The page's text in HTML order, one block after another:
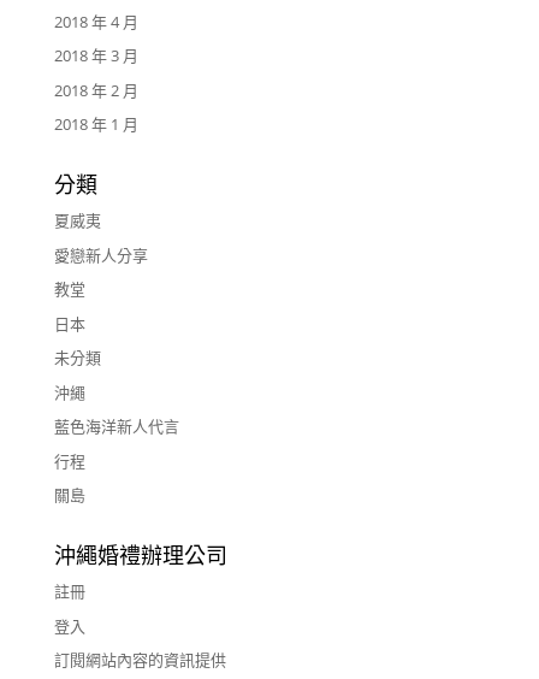
2018 年 4 月
2018 年 3 月
2018 年 2 月
2018 年 1 月
分類
夏威夷
愛戀新人分享
教堂
日本
未分類
沖繩
藍色海洋新人代言
行程
關島
沖繩婚禮辦理公司
註冊
登入
訂閱網站內容的資訊提供